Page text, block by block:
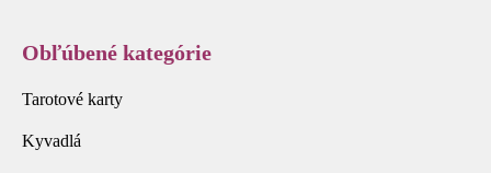
Obľúbené kategórie
Tarotové karty
Kyvadlá